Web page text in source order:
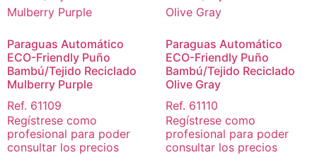
Paraguas Automático
ECO-Friendly Puño
Bambú/Tejido Reciclado
Mulberry Purple
Ref. 61109
Regístrese como
profesional para poder
consultar los precios
Paraguas Automático
ECO-Friendly Puño
Bambú/Tejido Reciclado
Olive Gray
Ref. 61110
Regístrese como
profesional para poder
consultar los precios